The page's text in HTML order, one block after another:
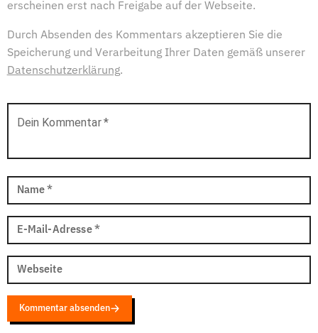
erscheinen erst nach Freigabe auf der Webseite.
Durch Absenden des Kommentars akzeptieren Sie die
Speicherung und Verarbeitung Ihrer Daten gemäß unserer
Datenschutzerklärung.
Dein Kommentar*
Name *
E-Mail-Adresse *
Webseite
Kommentar absenden